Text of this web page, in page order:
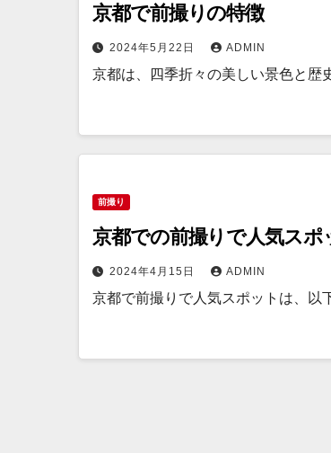
京都で前撮りの特徴
2024年5月22日 ADMIN
京都は、四季折々の美しい景色と
前撮り
京都での前撮りで人気スポ
2024年4月15日 ADMIN
京都で前撮りで人気スポットは、